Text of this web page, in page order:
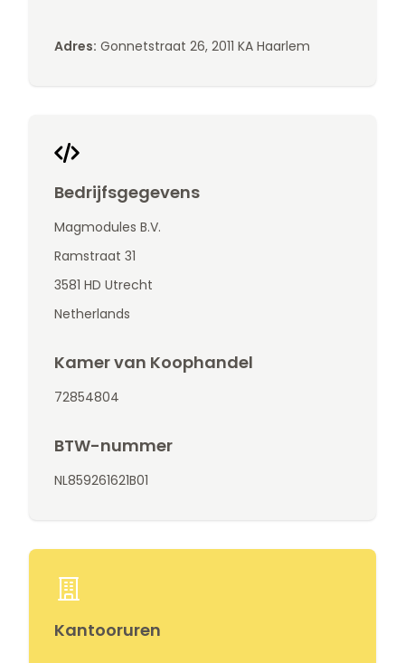
Bedrijfsgegevens
Magmodules B.V.
Ramstraat 31
3581 HD Utrecht
Netherlands
Kamer van Koophandel
72854804
BTW-nummer
NL859261621B01
Kantooruren
Adres: Gonnetstraat 26, 2011 KA Haarlem